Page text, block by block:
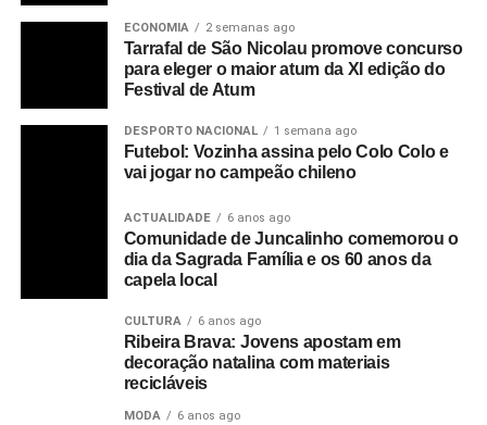
ECONOMIA 2 semanas ago
Tarrafal de São Nicolau promove concurso
para eleger o maior atum da XI edição do
Festival de Atum
DESPORTO NACIONAL 1 semana ago
Futebol: Vozinha assina pelo Colo Colo e
vai jogar no campeão chileno
ACTUALIDADE 6 anos ago
Comunidade de Juncalinho comemorou o
dia da Sagrada Família e os 60 anos da
capela local
CULTURA 6 anos ago
Ribeira Brava: Jovens apostam em
decoração natalina com materiais
recicláveis
MODA 6 anos ago